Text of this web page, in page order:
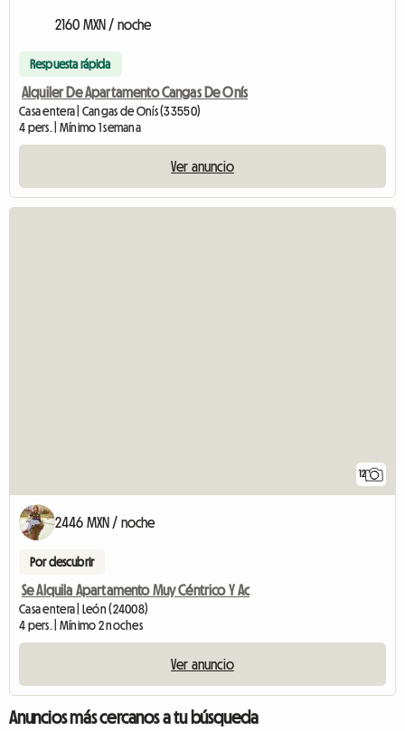
2160 MXN / noche
Respuesta rápida
Alquiler De Apartamento Cangas De Onís
Casa entera | Cangas de Onís (33550)
4 pers. | Mínimo 1 semana
Ver anuncio
12
2446 MXN / noche
Por descubrir
Se Alquila Apartamento Muy Céntrico Y Ac
Casa entera | León (24008)
4 pers. | Mínimo 2 noches
Ver anuncio
Anuncios más cercanos a tu búsqueda